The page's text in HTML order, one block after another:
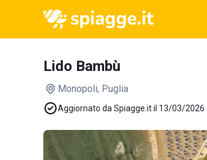
Lido Bambù
Monopoli, Puglia
Aggiornato da Spiagge.it il 13/03/2026